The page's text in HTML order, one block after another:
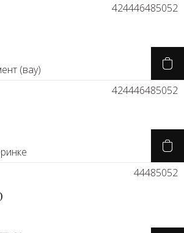
424446485052
(вау)
424446485052
44485052